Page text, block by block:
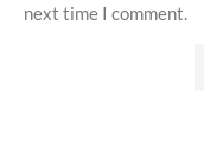
next time I comment.